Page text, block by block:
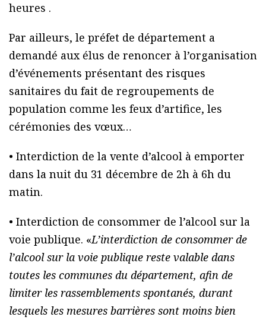
heures .
Par ailleurs, le préfet de département a
demandé aux élus de renoncer à l’organisation
d’événements présentant des risques
sanitaires du fait de regroupements de
population comme les feux d’artifice, les
cérémonies des vœux…
• Interdiction de la vente d’alcool à emporter
dans la nuit du 31 décembre de 2h à 6h du
matin.
• Interdiction de consommer de l’alcool sur la
voie publique. «L’interdiction de consommer de
l’alcool sur la voie publique reste valable dans
toutes les communes du département, afin de
limiter les rassemblements spontanés, durant
lesquels les mesures barrières sont moins bien